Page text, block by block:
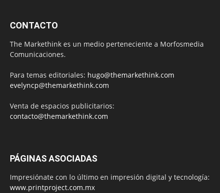
CONTACTO
The Markethink es un medio perteneciente a Morfosmedia
Comunicaciones.
Para temas editoriales: hugo@themarkethink.com
evelyncp@themarkethink.com
Venta de espacios publicitarios:
contacto@themarkethink.com
PÁGINAS ASOCIADAS
Impresiónate con lo último en impresión digital y tecnología:
www.printproject.com.mx